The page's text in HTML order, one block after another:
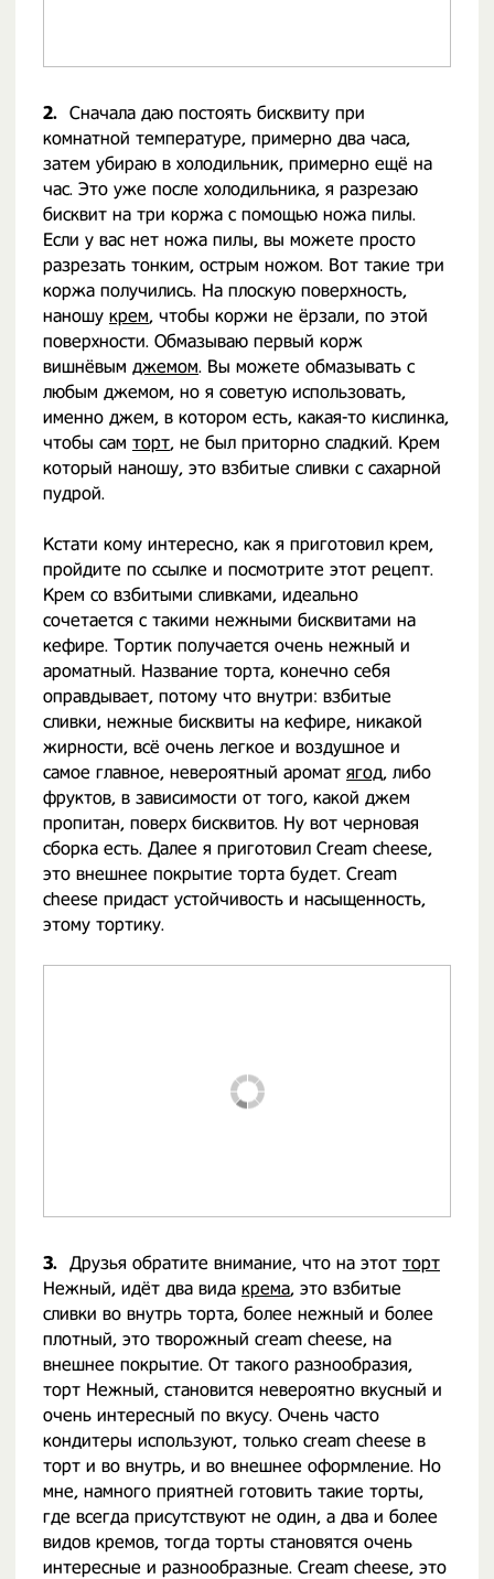
2. Сначала даю постоять бисквиту при
комнатной температуре, примерно два часа,
затем убираю в холодильник, примерно ещё на
час. Это уже после холодильника, я разрезаю
бисквит на три коржа с помощью ножа пилы.
Если у вас нет ножа пилы, вы можете просто
разрезать тонким, острым ножом. Вот такие три
коржа получились. На плоскую поверхность,
наношу крем, чтобы коржи не ёрзали, по этой
поверхности. Обмазываю первый корж
вишнёвым джемом. Вы можете обмазывать с
любым джемом, но я советую использовать,
именно джем, в котором есть, какая-то кислинка,
чтобы сам торт, не был приторно сладкий. Крем
который наношу, это взбитые сливки с сахарной
пудрой.
Кстати кому интересно, как я приготовил крем,
пройдите по ссылке и посмотрите этот рецепт.
Крем со взбитыми сливками, идеально
сочетается с такими нежными бисквитами на
кефире. Тортик получается очень нежный и
ароматный. Название торта, конечно себя
оправдывает, потому что внутри: взбитые
сливки, нежные бисквиты на кефире, никакой
жирности, всё очень легкое и воздушное и
самое главное, невероятный аромат ягод, либо
фруктов, в зависимости от того, какой джем
пропитан, поверх бисквитов. Ну вот черновая
сборка есть. Далее я приготовил Cream cheese,
это внешнее покрытие торта будет. Cream
cheese придаст устойчивость и насыщенность,
этому тортику.
3. Друзья обратите внимание, что на этот торт
Нежный, идёт два вида крема, это взбитые
сливки во внутрь торта, более нежный и более
плотный, это творожный cream cheese, на
внешнее покрытие. От такого разнообразия,
торт Нежный, становится невероятно вкусный и
очень интересный по вкусу. Очень часто
кондитеры используют, только cream cheese в
торт и во внутрь, и во внешнее оформление. Но
мне, намного приятней готовить такие торты,
где всегда присутствуют не один, а два и более
видов кремов, тогда торты становятся очень
интересные и разнообразные. Cream cheese, это